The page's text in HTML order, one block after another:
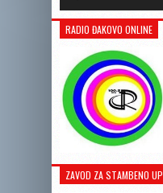
RADIO ĐAKOVO ONLINE
ZAVOD ZA STAMBENO